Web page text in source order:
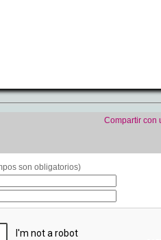
Compartir con
son obligatorios)